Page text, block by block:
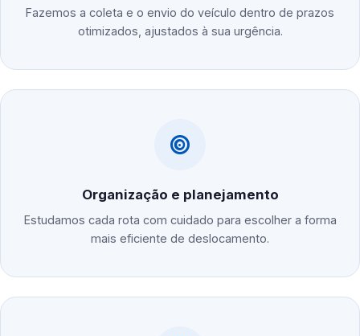
Fazemos a coleta e o envio do veículo dentro de prazos
otimizados, ajustados à sua urgência.
Organização e planejamento
Estudamos cada rota com cuidado para escolher a forma
mais eficiente de deslocamento.